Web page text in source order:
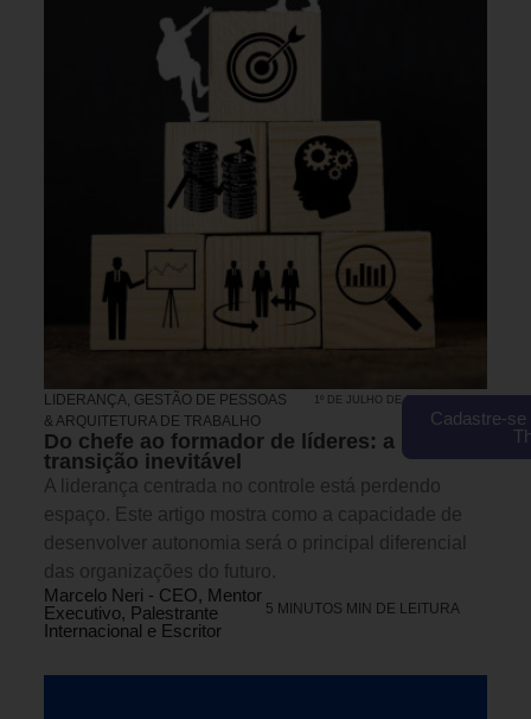
LIDERANÇA, GESTÃO DE PESSOAS
& ARQUITETURA DE TRABALHO
1º DE JULHO DE 2026 15H00
Do chefe ao formador de líderes: a
transição inevitável
A liderança centrada no controle está perdendo
espaço. Este artigo mostra como a capacidade de
desenvolver autonomia será o principal diferencial
das organizações do futuro.
Marcelo Neri - CEO, Mentor
Executivo, Palestrante
Internacional e Escritor
5 MINUTOS MIN DE LEITURA
Cadastre-